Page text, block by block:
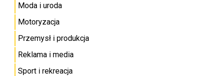
Moda i uroda
Motoryzacja
Przemysł i produkcja
Reklama i media
Sport i rekreacja